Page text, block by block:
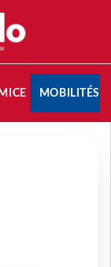
MICE MOBILITÉS